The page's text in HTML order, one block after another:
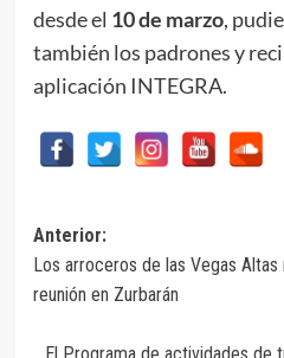
desde el 10 de marzo,
también los padrones y
aplicación INTEGRA.
Navegación
de
Anterior:
Los arroceros de las Vegas Altas
reunión en Zurbarán